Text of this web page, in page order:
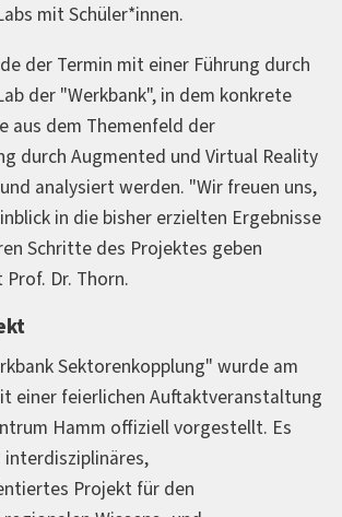
mit Schüler*innen.
der Termin mit einer Führung durch
der "Werkbank", in dem konkrete
aus dem Themenfeld der
durch Augmented und Virtual Reality
analysiert werden. "Wir freuen uns,
in die bisher erzielten Ergebnisse
Schritte des Projektes geben
Dr. Thorn.
Sektorenkopplung" wurde am
einer feierlichen Auftaktveranstaltung
Hamm offiziell vorgestellt. Es
Projekt für den